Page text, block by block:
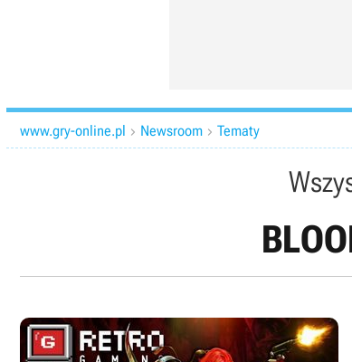
www.gry-online.pl  Newsroom  Tematy